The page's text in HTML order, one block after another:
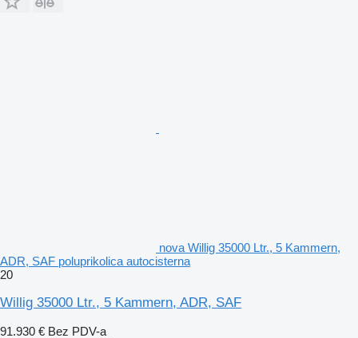
nova Willig 35000 Ltr., 5 Kammern,
ADR, SAF poluprikolica autocisterna
20
Willig 35000 Ltr., 5 Kammern, ADR, SAF
91.930 € Bez PDV-a